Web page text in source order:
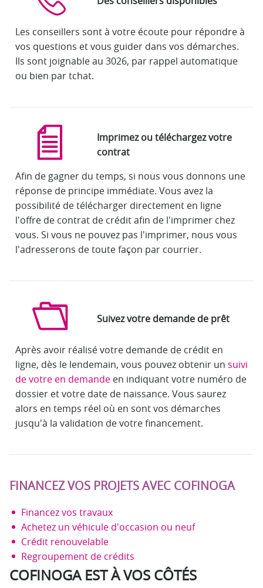
Les conseillers sont à votre écoute pour répondre à
vos questions et vous guider dans vos démarches.
Ils sont joignable au 3026, par rappel automatique
ou bien par tchat.
Imprimez ou téléchargez votre
contrat
Afin de gagner du temps, si nous vous donnons une
réponse de principe immédiate. Vous avez la
possibilité de télécharger directement en ligne
l'offre de contrat de crédit afin de l'imprimer chez
vous. Si vous ne pouvez pas l'imprimer, nous vous
l'adresserons de toute façon par courrier.
Suivez votre demande de prêt
Après avoir réalisé votre demande de crédit en
ligne, dès le lendemain, vous pouvez obtenir un suivi
de votre en demande en indiquant votre numéro de
dossier et votre date de naissance. Vous saurez
alors en temps réel où en sont vos démarches
jusqu'à la validation de votre financement.
FINANCEZ VOS PROJETS AVEC COFINOGA
Financez vos travaux
Achetez un véhicule d'occasion ou neuf
Crédit renouvelable
Regroupement de crédits
COFINOGA EST À VOS CÔTÉS